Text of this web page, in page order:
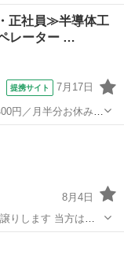
可能です
具
正社員≫半導体工
レーター …
提携サイト 7月17日
円／月半分お休み／
オペレータ業務と
8月4日
りします 当方は